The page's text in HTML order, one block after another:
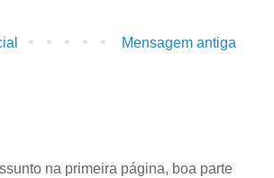
Mensagem antiga
na primeira página, boa parte